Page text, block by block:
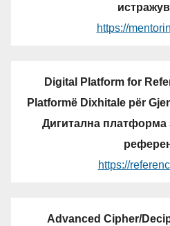
https://
Digital Platform for
Platformë Dixhitale për
Дигитална платформа
https://
Advanced Cipher/